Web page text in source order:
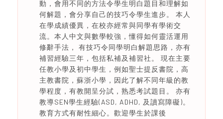
動，會用不同的方法令學生明白題目和理解如
何解題，會分享自己的技巧令學生進步。 本人
在學成績優異，在校亦經常與同學有學術交
流。本人中文與數學較強，懂得如何靈活運用
修辭手法， 有技巧令同學明白解題思路，亦有
補習經驗三年，包括私補及補習社。 現在主要
任教小學及初中學生，例如聖士提反書院，高
主教書院，蘇浙小學，因此了解不同年級的教
學程度，有教開呈分試，熟悉考試題目。 亦有
教導SEN學生經驗(ASD, ADHD, 及讀寫障礙)。
教育方式有耐性細心。歡迎學生於課後